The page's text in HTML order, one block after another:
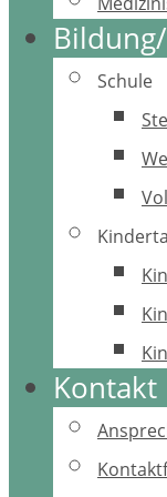
Schule
Kontakt